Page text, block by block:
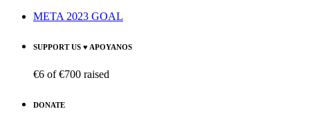
META 2023 GOAL
SUPPORT US ♥ APOYANOS
€6 of€700 raised
DONATE